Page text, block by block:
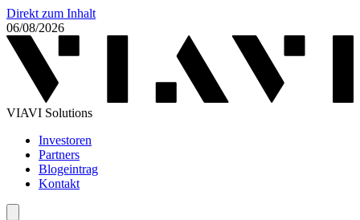
Direkt zum Inhalt
06/08/2026
VIAVI Solutions
Investoren
Partners
Blogeintrag
Kontakt